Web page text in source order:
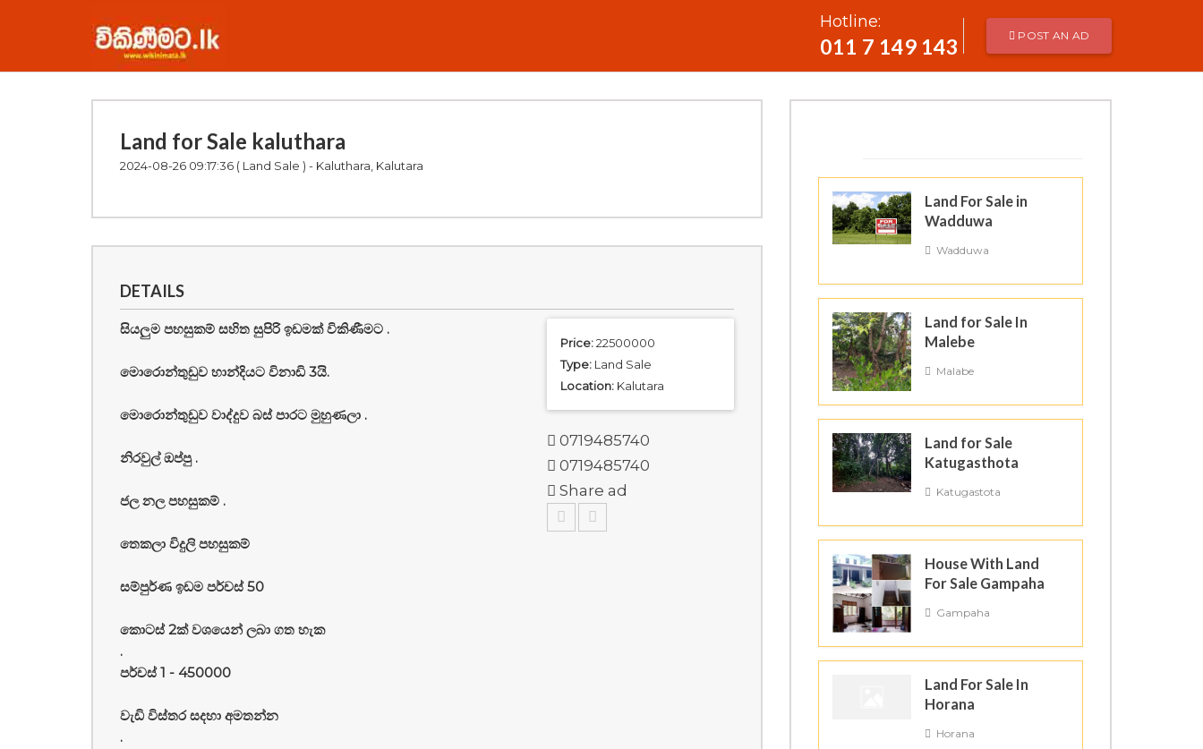
Hotline:
011 7 149 143 POST AN AD
Land for Sale kaluthara
2024-08-26 09:17:36 ( Land Sale ) - Kaluthara, Kalutara
DETAILS
සියලුම පහසුකම් සහිත සුපිරි ඉඩමක් විකිණීමට .
මොරොන්තුඩුව හාන්දියට විනාඩි 3යි.
මොරොන්තුඩුව වාද්දුව බස් පාරට මුහුණලා .
නිරවුල් ඔප්පු .
ජල නල පහසුකම් .
තෙකලා විදුලි පහසුකම්
සම්පුර්ණ ඉඩම පර්චස් 50
කොටස් 2ක් වශයෙන් ලබා ගත හැක
.
පර්චස් 1 - 450000
වැඩි විස්තර සදහා අමතන්න
.
Price:22500000
Type: Land Sale
Location: Kalutara
0719485740
0719485740
Share ad
Land For Sale in
Wadduwa
Wadduwa
Land for Sale In
Malebe
Malabe
Land for Sale
Katugasthota
Katugastota
House With Land
For Sale Gampaha
Gampaha
Land For Sale In
Horana
Horana